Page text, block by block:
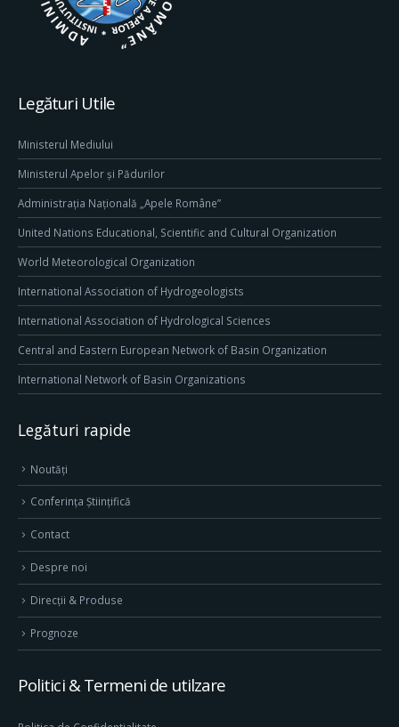
Legături Utile
Ministerul Mediului
Ministerul Apelor și Pădurilor
Administrația Națională „Apele Române”
United Nations Educational, Scientific and Cultural Organization
World Meteorological Organization
International Association of Hydrogeologists
International Association of Hydrological Sciences
Central and Eastern European Network of Basin Organization
International Network of Basin Organizations
Legături rapide
Noutăți
Conferința Științifică
Contact
Despre noi
Direcţii & Produse
Prognoze
Politici & Termeni de utilzare